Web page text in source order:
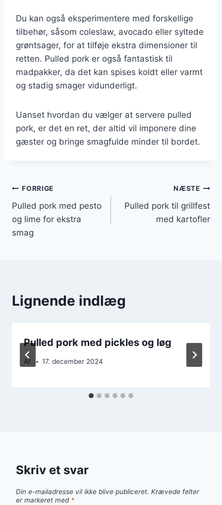
Du kan også eksperimentere med forskellige
tilbehør, såsom coleslaw, avocado eller syltede
grøntsager, for at tilføje ekstra dimensioner til
retten. Pulled pork er også fantastisk til
madpakker, da det kan spises koldt eller varmt
og stadig smager vidunderligt.
Uanset hvordan du vælger at servere pulled
pork, er det en ret, der altid vil imponere dine
gæster og bringe smagfulde minder til bordet.
Indlægsnavigation
FORRIGE
Pulled pork med pesto
og lime for ekstra
smag
NÆSTE
Pulled pork til grillfest
med kartofler
Lignende indlæg
Pulled pork med pickles og løg
Af 17. december 2024
Skriv et svar
Din e-mailadresse vil ikke blive publiceret. Krævede felter
er markeret med *